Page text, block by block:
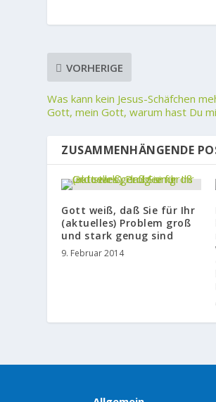
VORHERIGE
Was kann kein Jesus-Schäfchen
Gott, mein Gott, warum hast Du
ZUSAMMENHÄNGENDE
Gott weiß, daß Sie für Ihr
(aktuelles) Problem groß
und stark genug sind
9. Februar 2014